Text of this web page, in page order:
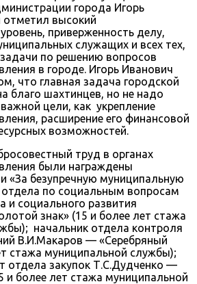
города Игорь
высокий
приверженность делу,
служащих и всех тех,
по решению вопросов
в городе. Игорь Иванович
что главная задача городской
благо шахтинцев, но не надо
цели, как укрепление
расширение его финансовой
возможностей.
труд в органах
были награждены
«За безупречную муниципальную
отдела по социальным вопросам
и социального развития
знак» (15 и более лет стажа
начальник отдела контроля
В.И.Макаров — «Серебряный
стажа муниципальной службы);
отдела закупок Т.С.Дудченко —
и более лет стажа муниципальной